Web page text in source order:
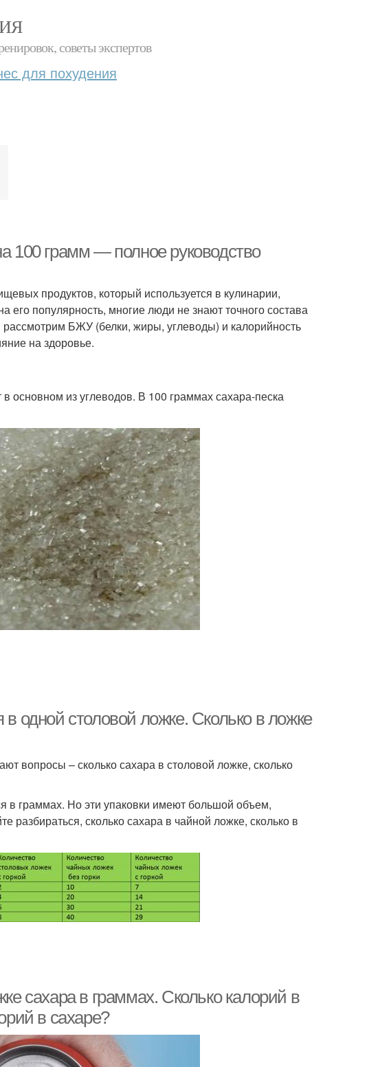
советы экспертов
для похудения
100 грамм — полное руководство
продуктов, который используется в кулинарии,
его популярность, многие люди не знают точного состава
БЖУ (белки, жиры, углеводы) и калорийность
на здоровье.
основном из углеводов. В 100 граммах сахара-песка
одной столовой ложке. Сколько в ложке
вопросы – сколько сахара в столовой ложке, сколько
в граммах. Но эти упаковки имеют большой объем,
разбираться, сколько сахара в чайной ложке, сколько в
сахара в граммах. Сколько калорий в
в сахаре?